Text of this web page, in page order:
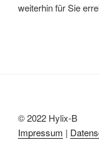
weiterhin für Sie
© 2022 Hylix-B
Impressum |